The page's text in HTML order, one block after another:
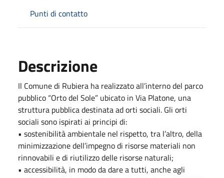
Punti di contatto
Descrizione
Il Comune di Rubiera ha realizzato all’interno del parco
pubblico “Orto del Sole” ubicato in Via Platone, una
struttura pubblica destinata ad orti sociali. Gli orti
sociali sono ispirati ai principi di:
• sostenibilità ambientale nel rispetto, tra l’altro, della
minimizzazione dell’impegno di risorse materiali non
rinnovabili e di riutilizzo delle risorse naturali;
• accessibilità, in modo da dare a tutti, anche agli